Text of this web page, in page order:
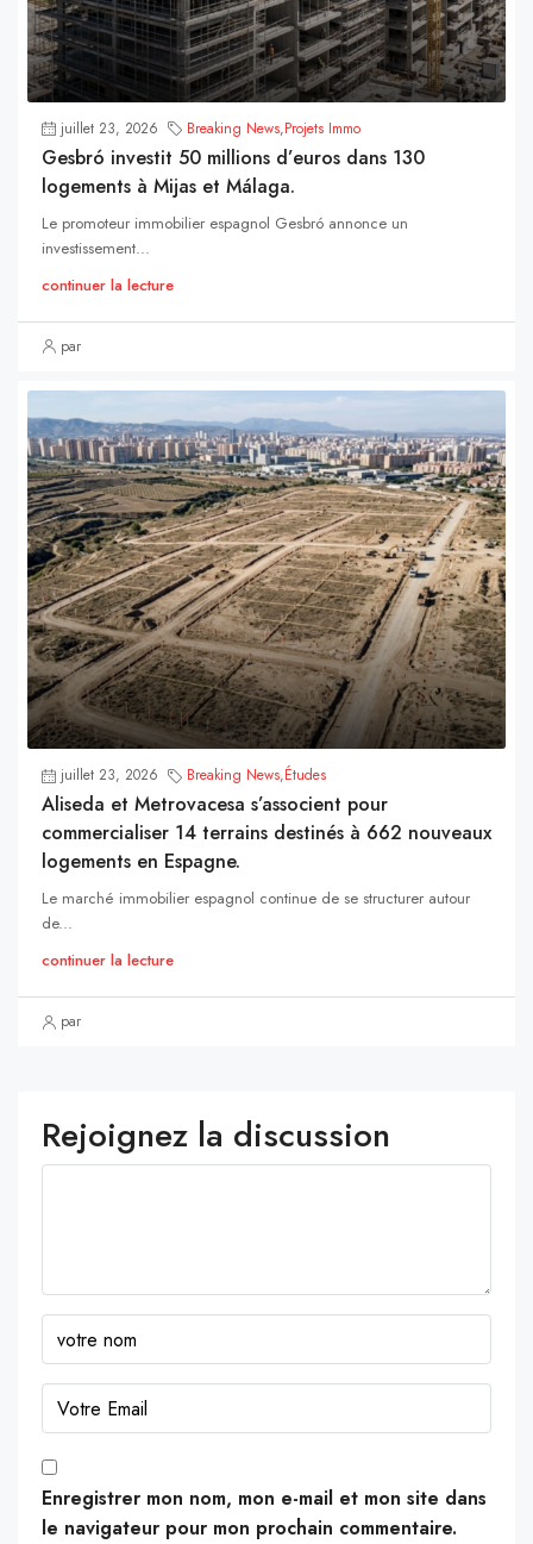
juillet 23, 2026 Breaking News,Projets Immo
Gesbró investit 50 millions d’euros dans 130
logements à Mijas et Málaga.
Le promoteur immobilier espagnol Gesbró annonce un
investissement...
continuer la lecture
par
juillet 23, 2026 Breaking News,Études
Aliseda et Metrovacesa s’associent pour
commercialiser 14 terrains destinés à 662 nouveaux
logements en Espagne.
Le marché immobilier espagnol continue de se structurer autour
de...
continuer la lecture
par
Rejoignez la discussion
Enregistrer mon nom, mon e-mail et mon site dans
le navigateur pour mon prochain commentaire.